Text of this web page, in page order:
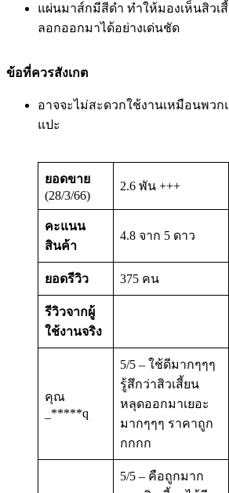
แผ่นมาส์กมีสีดำ ทำให้มองเห็นสิวเ
ลอกออกมาได้อย่างเด่นชัด
ข้อที่ควรสังเกต
อาจจะไม่สะดวกใช้งานเหมือนพวก
แปะ
ยอดขาย
(28/3/66)
2.6 พัน +++
คะแนน
สินค้า
4.8 จาก 5 ดาว
ยอดรีวิว 375 คน
รีวิวจากผู้
ใช้งานจริง
คุณ
_*****q
5/5 – ใช้ดีมากๆๆๆ
รู้สึกว่าสิวเสี้ยน
หลุดออกมาเยอะ
มากๆๆๆ ราคาถูก
กกกก
5/5 – คือถูกมาก